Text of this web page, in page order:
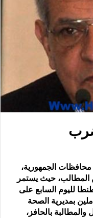
الجمهورية،
من المطالب، حيث يستمر
لليوم السابع على
بمديرية الصحة
والمطالبة بالحافز،